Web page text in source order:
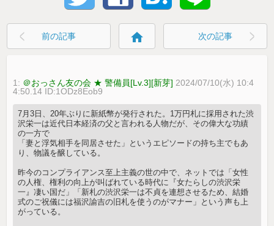
前の記事 home 次の記事
1: ＠おっさん友の会 ★ 警備員[Lv.3][新芽] 2024/07/10(水) 10:4
4:50.14 ID:1ODz8Eob9
7月3日、20年ぶりに新紙幣が発行された。1万円札に採用された渋
沢栄一は近代日本経済の父と言われる人物だが、その偉大な功績
の一方で
「妻と浮気相手を同居させた」というエピソードの持ち主でもあ
り、物議を醸している。
昨今のコンプライアンス至上主義の世の中で、ネットでは「女性
の人権、権利の向上が叫ばれている時代に『女たらしの渋沢栄
一』凄い国だ」「新札の渋沢栄一は不貞を連想させるため、結婚
式のご祝儀には福沢諭吉の旧札を使うのがマナー」という声も上
がっている。